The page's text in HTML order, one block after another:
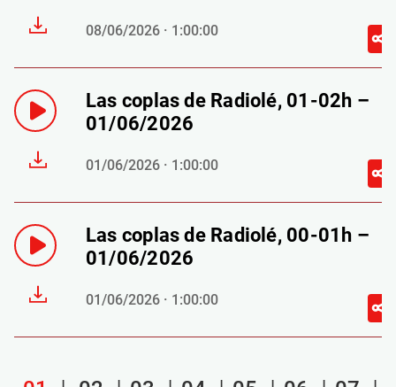
08/06/2026 · 1:00:00
Las coplas de Radiolé, 01-02h –
01/06/2026
01/06/2026 · 1:00:00
Las coplas de Radiolé, 00-01h –
01/06/2026
01/06/2026 · 1:00:00